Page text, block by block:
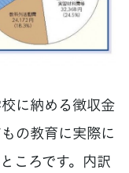
に納める徴収金
の教育に実際に
ころです。内訳